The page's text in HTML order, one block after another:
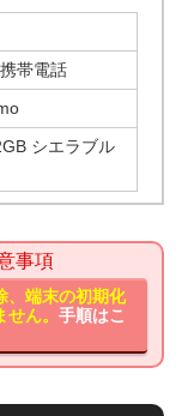
帯電話
シエラブル
事項
、端末の初期化
せん。手順はこ